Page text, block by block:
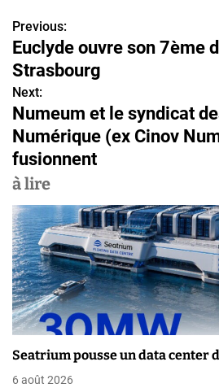
N
a
v
i
g
a
t
i
o
n
d
e
Previous:
Euclyde ouvre son 7ème
Strasbourg
Next:
Numeum et le syndicat
Numérique (ex Cinov
fusionnent
à lire
Seatrium pousse un data center
6 août 2026